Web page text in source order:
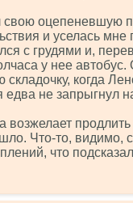
свою оцепеневшую
и уселась мне
с грудями и,
у нее автобус.
когда
едва не запрыгнул
возжелает
Что-то, видимо,
что